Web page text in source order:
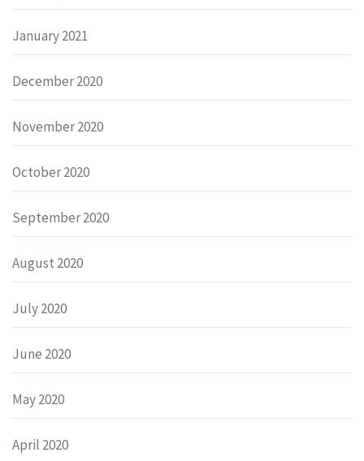
January 2021
December 2020
November 2020
October 2020
September 2020
August 2020
July 2020
June 2020
May 2020
April 2020